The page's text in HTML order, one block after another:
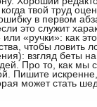
твой труд
в первом
это служит
«ручки»: как
чтобы ловить
взгляд
Про то, как мы
Пишите
может стать